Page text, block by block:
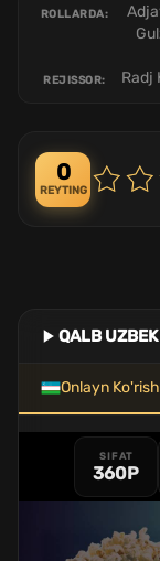
ROLLARDA:
REJISSOR: Radj
0
REYTING
QALB
Onlayn Ko'rish
SIFAT
360P